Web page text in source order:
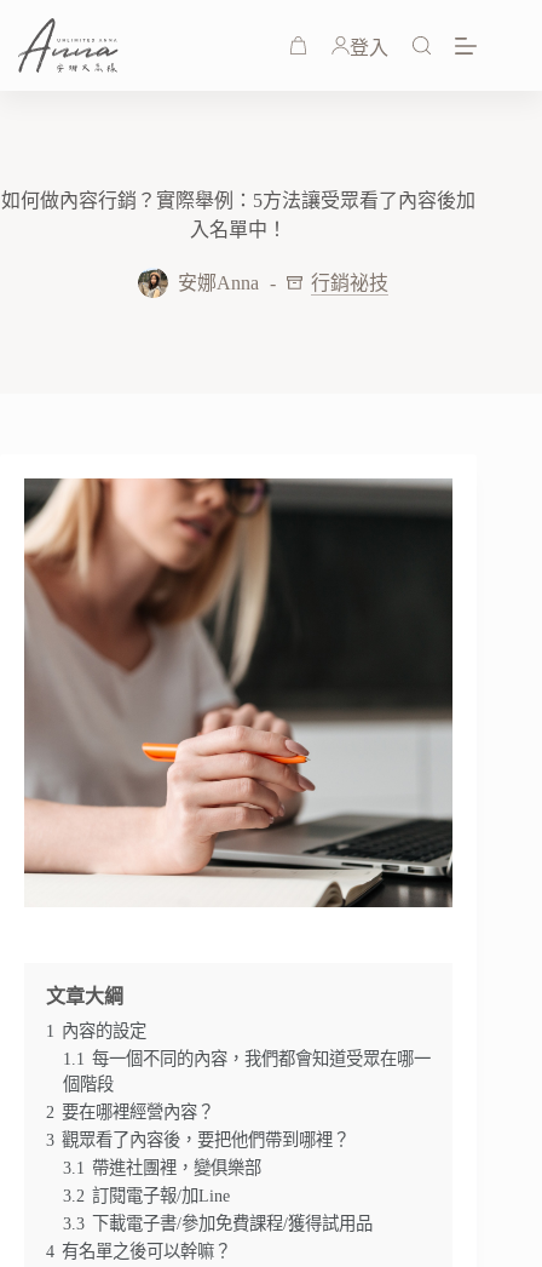
登入
如何做內容行銷？實際舉例：5方法讓受眾看了內容後加
入名單中！
安娜Anna 行銷祕技
文章大綱
1 內容的設定
1.1 每一個不同的內容，我們都會知道受眾在哪一
個階段
2 要在哪裡經營內容？
3 觀眾看了內容後，要把他們帶到哪裡？
3.1 帶進社團裡，變俱樂部
3.2 訂閱電子報/加Line
3.3
下載電子書/參加免費課程/獲得試用品
4 有名單之後可以幹嘛？